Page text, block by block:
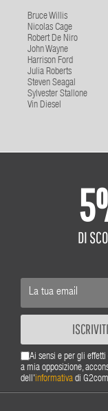
Bruce Willis
Nicolas Cage
Robert De Niro
John Wayne
Harrison Ford
Julia Roberts
Steven Seagal
Sylvester Stallone
Vin Diesel
DI
Ai sensi e per gli
a mia opposizione,
dell'informativa di